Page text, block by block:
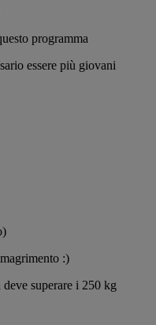
programma
essere più giovani
:)
superare i 250 kg